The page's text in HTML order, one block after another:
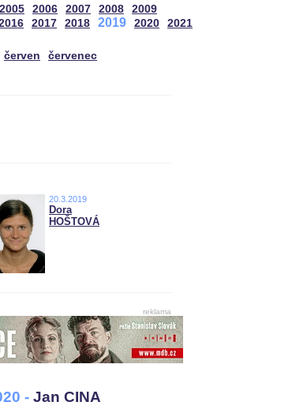
2005 2006 2007 2008
2009
2017 2018 2019 2020
2021
červen
červenec
20.3.2019
Dora
HOŠTOVÁ
reklama
- Jan CINA